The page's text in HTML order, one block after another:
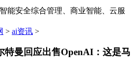
能安全综合管理、商业智能、云服
> ai资讯 >
特曼回应出售OpenAI：这是马